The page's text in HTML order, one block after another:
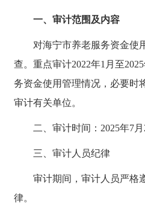
一、审计范围及内容
对海宁市养老服务资金使
查。重点审计2022年1月至
务资金使用管理情况，必要时
审计有关单位。
二、审计时间：2025年7月
三、审计人员纪律
审计期间，审计人员严格
律。